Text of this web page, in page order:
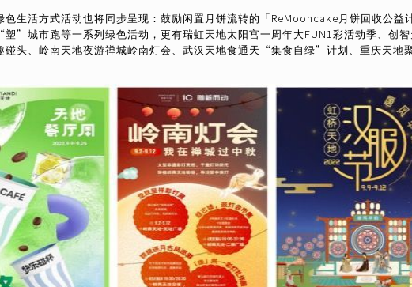
色生活方式活动也将同步呈现：鼓励闲置月饼流转的「ReMooncake月饼回收公
”城市跑等一系列绿色活动，更有瑞虹天地太阳宫一周年大FUN1彩活动季、创
碰头、岭南天地夜游禅城岭南灯会、武汉天地食通天“集食自绿”计划、重庆天地